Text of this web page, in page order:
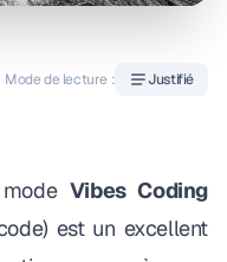
Mode de lecture : Justifié
Vibes Coding
est un excellent